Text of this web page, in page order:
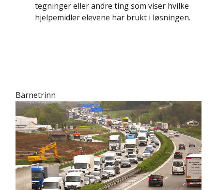
tegninger eller andre ting som viser hvilke
hjelpemidler elevene har brukt i løsningen.
Barnetrinn